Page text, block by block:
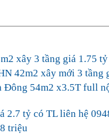
xây 3 tầng giá 1.75 tỷ
42m2 xây mới 3 tầng
Đông 54m2 x3.5T full
2.7 tỷ có TL liên hệ
triệu